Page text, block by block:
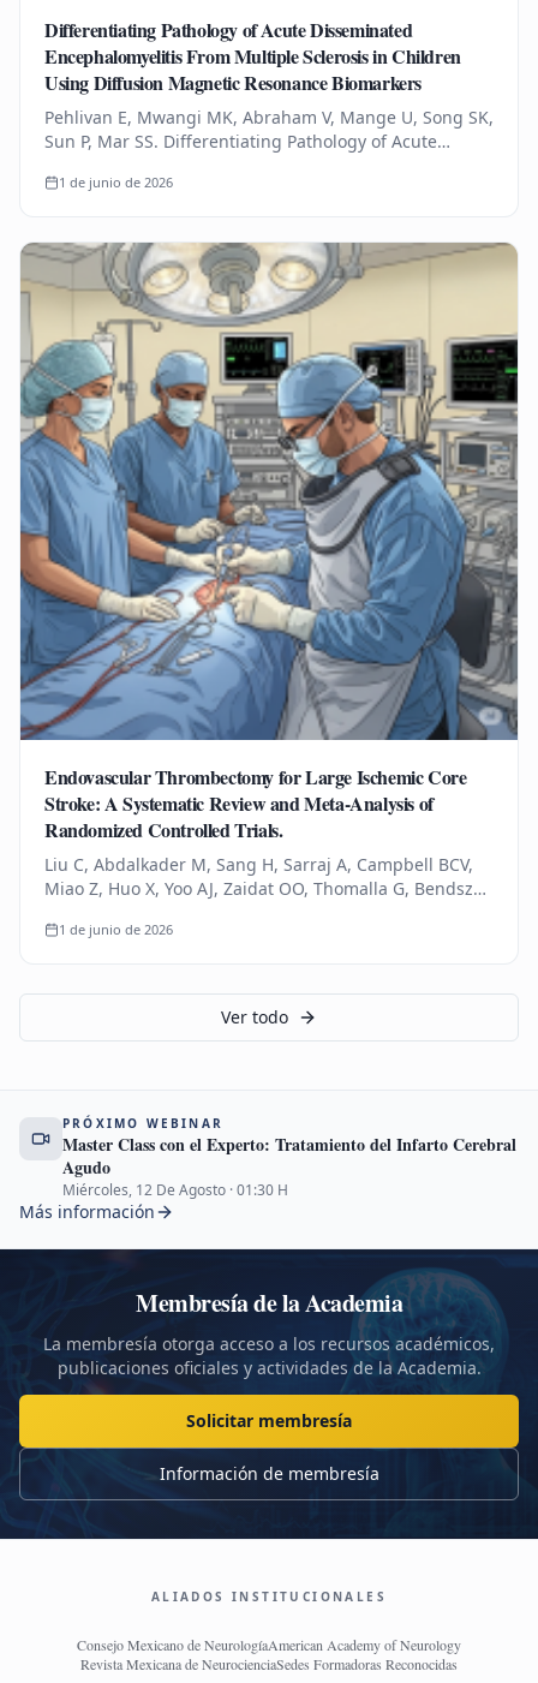
Differentiating Pathology of Acute Disseminated
Encephalomyelitis From Multiple Sclerosis in Children
Using Diffusion Magnetic Resonance Biomarkers
Pehlivan E, Mwangi MK, Abraham V, Mange U, Song SK,
Sun P, Mar SS. Differentiating Pathology of Acute
Sclerosis in Children Using…
1 de junio de 2026
Endovascular Thrombectomy for Large Ischemic Core
Stroke: A Systematic Review and Meta-Analysis of
Randomized Controlled Trials.
Liu C, Abdalkader M, Sang H, Sarraj A, Campbell BCV,
Miao Z, Huo X, Yoo AJ, Zaidat OO, Thomalla G, Bendszus
Yaghi S, Sun D,…
1 de junio de 2026
Ver todo
PRÓXIMO WEBINAR
Master Class con el Experto: Tratamiento del Infarto Cerebral
Agudo
Miércoles, 12 De Agosto ·01:30 H
Más información
Membresía de la Academia
La membresía otorga acceso a los recursos académicos,
publicaciones oficiales y actividades de la Academia.
Solicitar membresía
Información de membresía
ALIADOS INSTITUCIONALES
Consejo Mexicano de NeurologíaAmerican Academy of Neurology
Revista Mexicana de NeurocienciaSedes Formadoras Reconocidas